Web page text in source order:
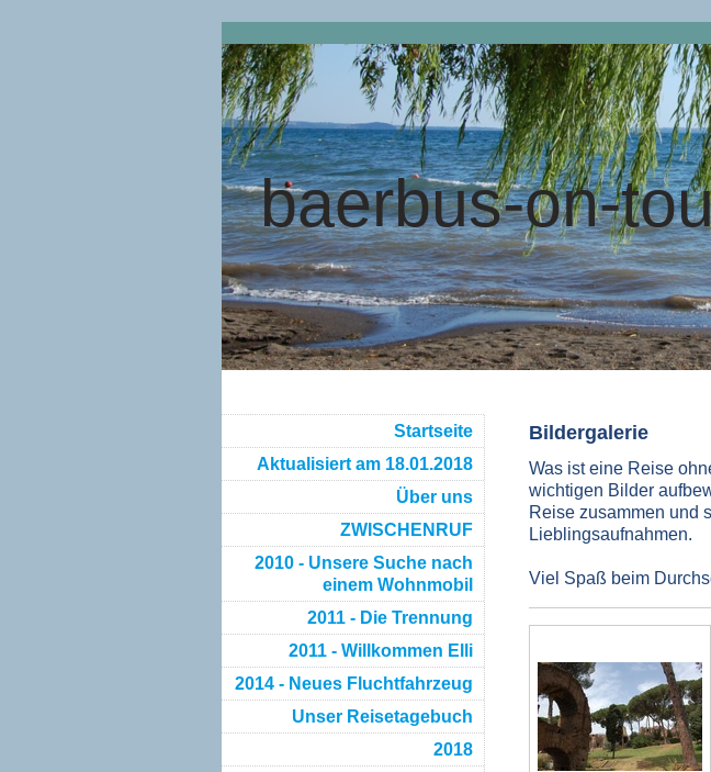
baerbus-on-
Bildergalerie
Was ist eine Reise
wichtigen Bilder
Reise zusammen und
Lieblingsaufnahmen.
Viel Spaß beim
Startseite
Aktualisiert am 18.01.2018
Über uns
ZWISCHENRUF
2010 - Unsere Suche nach
einem Wohnmobil
2011 - Die Trennung
2011 - Willkommen Elli
2014 - Neues Fluchtfahrzeug
Unser Reisetagebuch
2018